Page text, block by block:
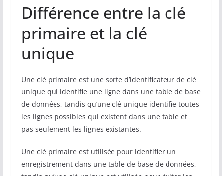
Différence entre la clé
primaire et la clé
unique
Une clé primaire est une sorte d’identificateur de clé
unique qui identifie une ligne dans une table de base
de données, tandis qu’une clé unique identifie toutes
les lignes possibles qui existent dans une table et
pas seulement les lignes existantes.
Une clé primaire est utilisée pour identifier un
enregistrement dans une table de base de données,